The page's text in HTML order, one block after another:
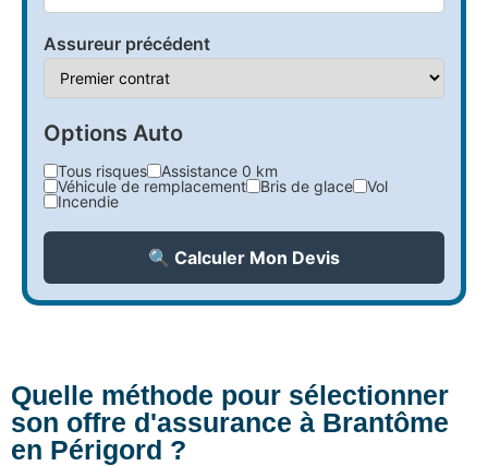
Assureur précédent
Options Auto
Tous risques
Assistance 0 km
Véhicule de remplacement
Bris de glace
Vol
Incendie
🔍 Calculer Mon Devis
Quelle méthode pour sélectionner
son offre d'assurance à Brantôme
en Périgord ?